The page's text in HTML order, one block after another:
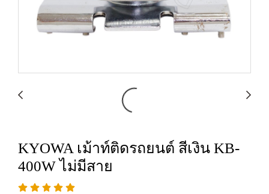
KYOWA เม้าท์ติดรถยนต์ สีเงิน KB-
400W ไม่มีสาย